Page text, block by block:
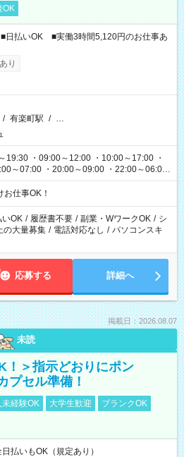
OK
払いOK ■実働3時間5,120円のお仕事あ
り
/ 有楽町駅 / …
19:30 ・09:00～12:00 ・10:00～17:00 ・
～07:00 ・20:00～09:00 ・22:00～06:00
仕事OK！
いOK / 履歴書不要 / 副業・WワークOK / シ
の大量募集 / 電話対応なし / パソコンスキ
応募する 詳細へ
掲載日：2026.08.07
未読
！＞指示どおりにポン
プセル準備！
未経験OK 大学生歓迎
ブランクOK
払いもOK（規定あり）